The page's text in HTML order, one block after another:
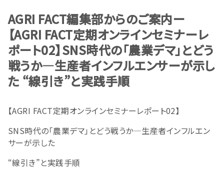
AGRI FACT編集部からのご案内ー
【AGRI FACT定期オンラインセミナーレ
ポート02】SNS時代の「農業デマ」とどう
戦うか―生産者インフルエンサーが示し
た “線引き”と実践手順
【AGRI FACT定期オンラインセミナーレポート02】
SNS時代の「農業デマ」とどう戦うか―生産者インフルエン
サーが示した
“線引き”と実践手順